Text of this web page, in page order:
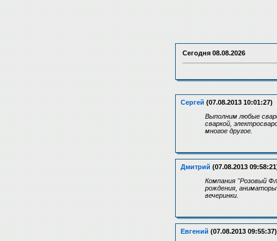
Сегодня 08.08.2026
Сергей (07.08.2013 10:01:27)
Выполним любые
сваркой,
многое другое.
Дмитрий (07.08.2013
Компания "Розовый
рождения, аниматоры
вечеринки.
Евгений (07.08.2013 09:55:37)